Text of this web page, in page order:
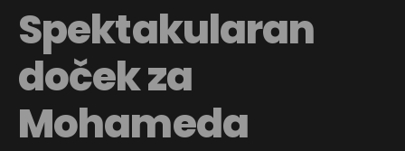
Spektakularan
doček za
Mohameda